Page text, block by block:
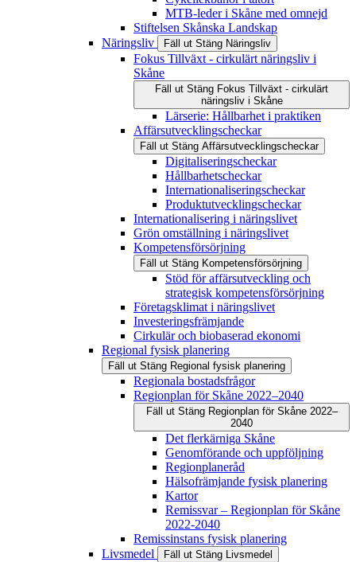
MTB-leder i Skåne med omnejd
Stiftelsen Skånska Landskap
Näringsliv
Fäll ut Stäng Näringsliv
Fokus Tillväxt - cirkulärt näringsliv i
Skåne
Fäll ut Stäng Fokus Tillväxt - cirkulärt
näringsliv i Skåne
Lärserie: Hållbarhet i praktiken
Affärsutvecklingscheckar
Fäll ut Stäng Affärsutvecklingscheckar
Digitaliseringscheckar
Hållbarhetscheckar
Internationaliseringscheckar
Produktutvecklingscheckar
Internationalisering i näringslivet
Grön omställning i näringslivet
Kompetensförsörjning
Fäll ut Stäng Kompetensförsörjning
Stöd för affärsutveckling och
strategisk kompetensförsörjning
Företagsklimat i näringslivet
Investeringsfrämjande
Cirkulär och biobaserad ekonomi
Regional fysisk planering
Fäll ut Stäng Regional fysisk planering
Regionala bostadsfrågor
Regionplan för Skåne 2022–2040
Fäll ut Stäng Regionplan för Skåne 2022–
2040
Det flerkärniga Skåne
Genomförande och uppföljning
Regionplaneråd
Hälsofrämjande fysisk planering
Kartor
Remissvar – Regionplan för Skåne
2022-2040
Remissinstans fysisk planering
Livsmedel
Fäll ut Stäng Livsmedel